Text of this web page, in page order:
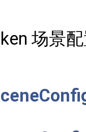
场景